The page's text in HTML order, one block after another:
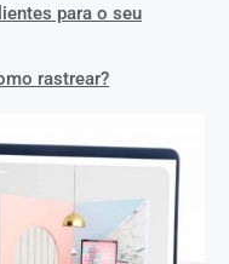
para o seu
rastrear?